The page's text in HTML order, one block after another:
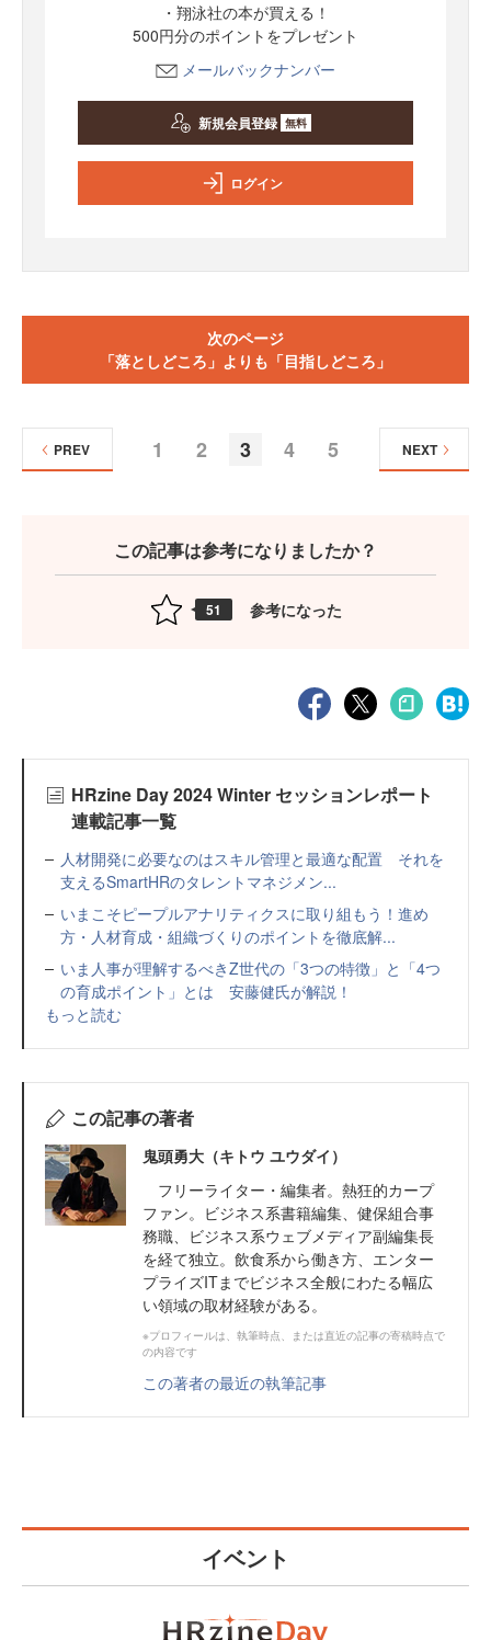
・翔泳社の本が買える！
500円分のポイントをプレゼント
メールバックナンバー
新規会員登録 無料
ログイン
次のページ
「落としどころ」よりも「目指しどころ」
1 2 3 4 5
PREV NEXT
この記事は参考になりましたか？
51 参考になった
HRzine Day 2024 Winter セッションレポート
連載記事一覧
人材開発に必要なのはスキル管理と最適な配置 それを
支えるSmartHRのタレントマネジメン...
いまこそピープルアナリティクスに取り組もう！進め
方・人材育成・組織づくりのポイントを徹底解...
いま人事が理解するべきZ世代の「3つの特徴」と「4つ
の育成ポイント」とは 安藤健氏が解説！
もっと読む
この記事の著者
鬼頭勇大（キトウ ユウダイ）
フリーライター・編集者。熱狂的カープ
ファン。ビジネス系書籍編集、健保組合事
務職、ビジネス系ウェブメディア副編集長
を経て独立。飲食系から働き方、エンター
プライズITまでビジネス全般にわたる幅広
い領域の取材経験がある。
※プロフィールは、執筆時点、または直近の記事の寄稿時点で
の内容です
この著者の最近の執筆記事
イベント